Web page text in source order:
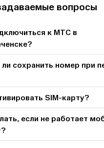
вопросы
к МТС в
сохранить номер при
SIM-карту?
если не работает